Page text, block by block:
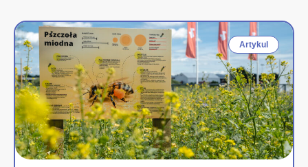
Artykul